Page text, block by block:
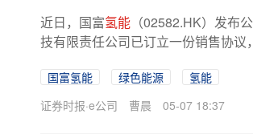
近日，国富氢能 （02582.HK）发布
技有限责任公司已订立一份销售协
国富氢能 绿色能源
氢能
证券时报·e公司
曹晨 05-07 18:37